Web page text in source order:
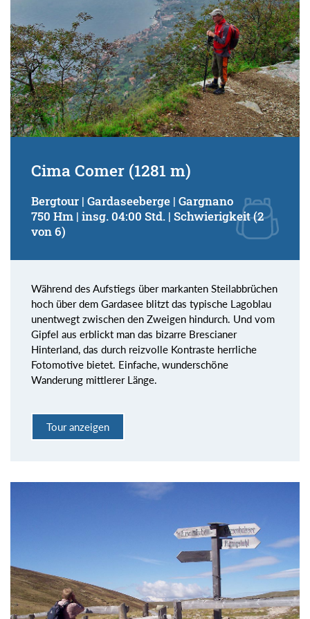
Cima Comer (1281 m)
Bergtour | Gardaseeberge | Gargnano
750 Hm | insg. 04:00 Std. | Schwierigkeit (2
von 6)
Während des Aufstiegs über markanten Steilabbrüchen
hoch über dem Gardasee blitzt das typische Lagoblau
unentwegt zwischen den Zweigen hindurch. Und vom
Gipfel aus erblickt man das bizarre Brescianer
Hinterland, das durch reizvolle Kontraste herrliche
Fotomotive bietet. Einfache, wunderschöne
Wanderung mittlerer Länge.
Tour anzeigen